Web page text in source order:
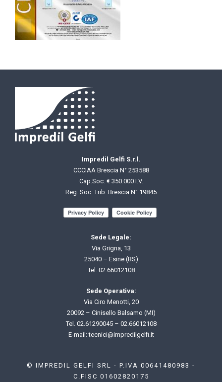
Impredil Gelfi S.r.l.
CCCIAA Brescia N° 253588
Cap.Soc. € 350.000 I.V.
Reg. Soc. Trib. Brescia N° 19845
Sede Legale:
Via Grigna, 13
25040 – Esine (BS)
Tel. 02.66012108
Sede Operativa:
Via Ciro Menotti, 20
20092 – Cinisello Balsamo (MI)
Tel. 02.61290045– 02.66012108
E-mail: tecnici@impredilgelfi.it
© IMPREDIL GELFI SRL - P.IVA 00641480983 -
C.FISC 01602820175